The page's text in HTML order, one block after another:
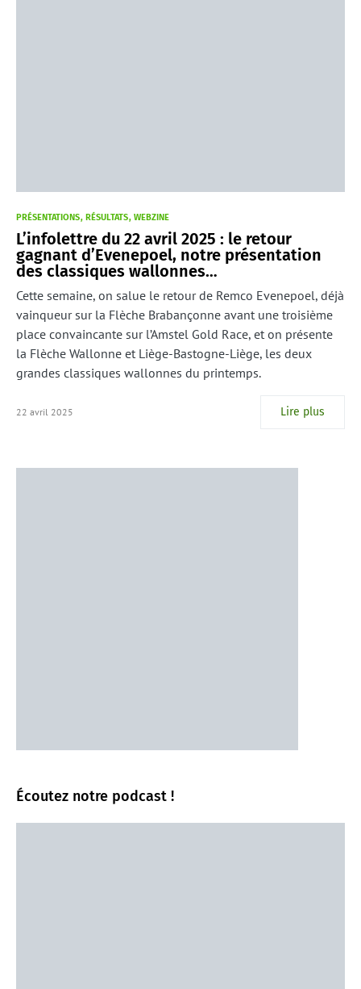
PRÉSENTATIONS RÉSULTATS WEBZINE
L’infolettre du 22 avril 2025 : le retour
gagnant d’Evenepoel, notre présentation
des classiques wallonnes…
Cette semaine, on salue le retour de Remco Evenepoel, déjà
vainqueur sur la Flèche Brabançonne avant une troisième
place convaincante sur l’Amstel Gold Race, et on présente
la Flèche Wallonne et Liège-Bastogne-Liège, les deux
grandes classiques wallonnes du printemps.
22 avril 2025 Lire plus
Écoutez notre podcast !